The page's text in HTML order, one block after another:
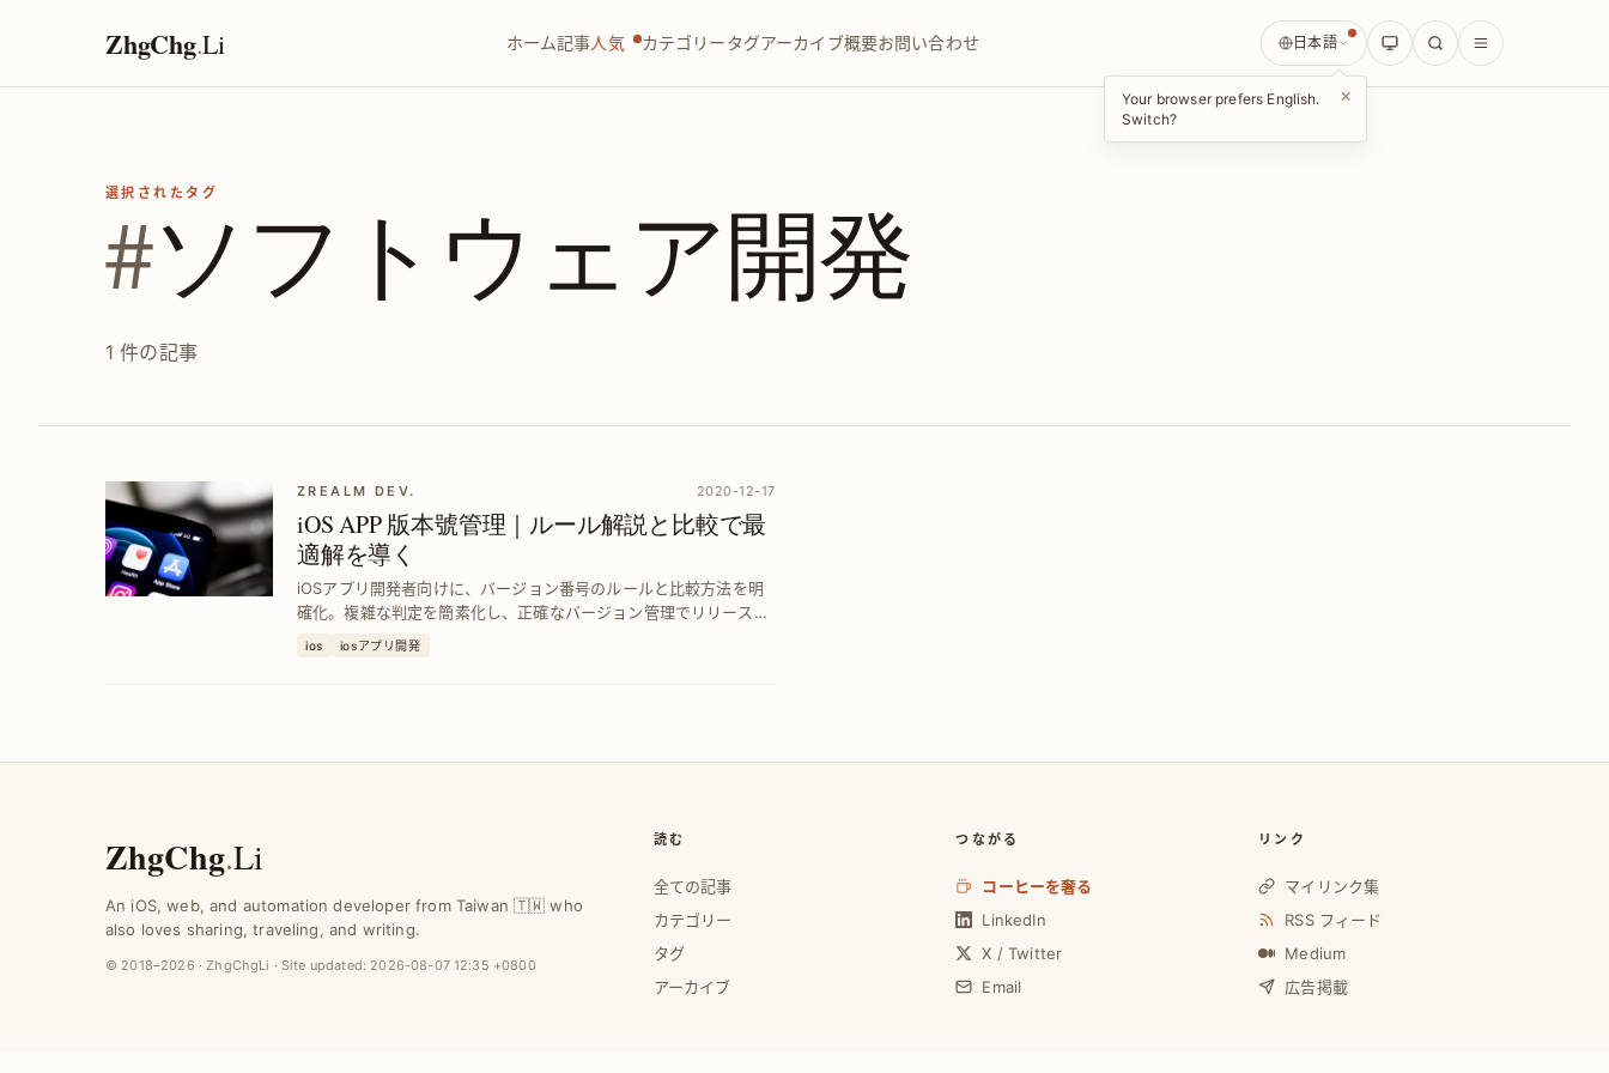
ZhgChg.Li ホーム記事人気 カテゴリータグアーカイブ概要お問い合わせ 日本語
Your browser prefers English.
Switch?
×
選択されたタグ
#ソフトウェア開発
1 件の記事
ZREALM DEV. 2020-12-17
iOS APP 版本號管理｜ルール解説と比較で最
適解を導く
iOSアプリ開発者向けに、バージョン番号のルールと比較方法を明
確化。複雑な判定を簡素化し、正確なバージョン管理でリリースミ
スを防止します。効率的な運用を実現し、開発品質を向上させる具
ios iosアプリ開発
ZhgChg.Li
An iOS, web, and automation developer from Taiwan 🇹🇼 who
also loves sharing, traveling, and writing.
© 2018–2026 · ZhgChgLi · Site updated: 2026-08-07 12:35 +0800
読む
全ての記事
カテゴリー
タグ
アーカイブ
つながる
コーヒーを奢る
LinkedIn
X / Twitter
Email
リンク
マイリンク集
RSS フィード
Medium
広告掲載